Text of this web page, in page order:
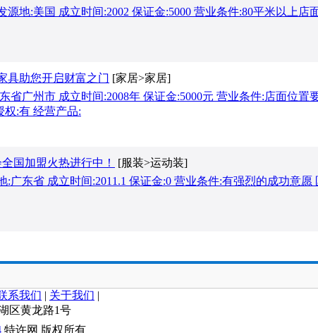
地:美国 成立时间:2002 保证金:5000 营业条件:80平米以上店
具助您开启财富之门 [家居>家居]
省广州市 成立时间:2008年 保证金:5000元 营业条件:店面位置
权:有 经营产品:
国加盟火热进行中！
[服装>运动装]
:广东省 成立时间:2011.1 保证金:0 营业条件:有强烈的成功意愿
系我们 | 关于我们 |
区黄龙路1号
特许网 版权所有